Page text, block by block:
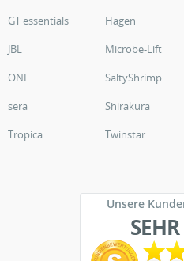
GT essentials
Hagen
JBL
Microbe-Lift
ONF
SaltyShrimp
sera
Shirakura
Tropica
Twinstar
Unsere